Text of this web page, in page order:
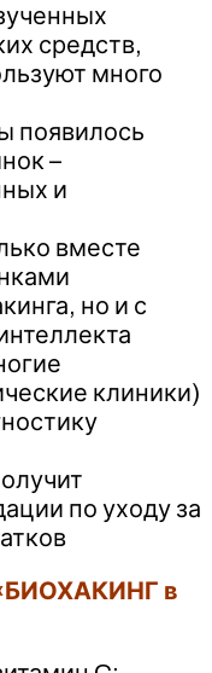
средств,
много
появилось
–
и
вместе
но и с
клиники)
по уходу за
в